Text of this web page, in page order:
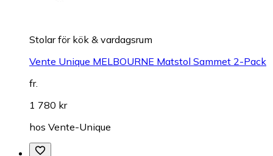
Stolar för kök & vardagsrum
Vente Unique MELBOURNE Matstol Sammet 2-Pack
fr.
1 780 kr
hos Vente-Unique